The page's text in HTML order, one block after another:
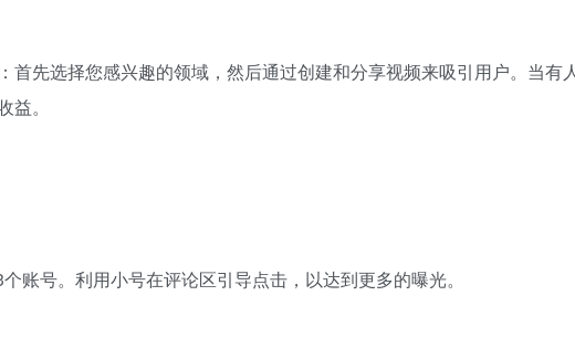
首先选择您感兴趣的领域，然后通过创建和分享视频来吸引用户。当有
。
账号。利用小号在评论区引导点击，以达到更多的曝光。